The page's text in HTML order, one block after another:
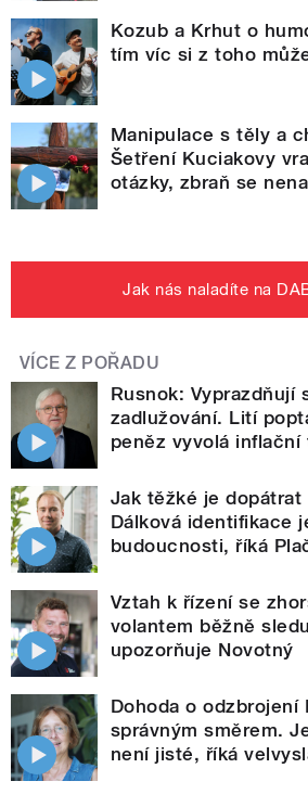
Kozub a Krhut o
tím víc si z toho
Manipulace s těly a
Šetření Kuciakovy
otázky, zbraň se
Jak nás naladíte na
VÍCE Z POŘADU
Rusnok: Vyprazdňují
zadlužování. Lití
peněz vyvolá inflační
Jak těžké je dopátrat
Dálková identifikace
budoucnosti, říká
Vztah k řízení se
volantem běžně
upozorňuje Novotný
Dohoda o odzbrojení
správným směrem.
není jisté, říká